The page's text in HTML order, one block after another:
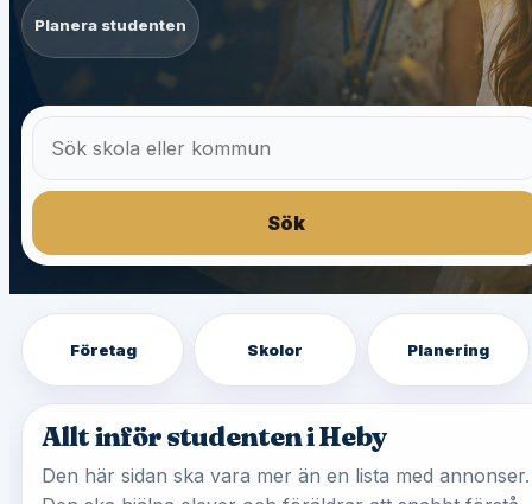
Planera studenten
Sök
Företag Skolor Planering
Allt inför studenten i Heby
Den här sidan ska vara mer än en lista med annonser.